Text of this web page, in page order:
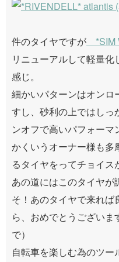
件のタイヤですが *SIM
リニューアルして軽量
感じ。
細かいパターンはオンロ
すし、砂利の上ではしっ
ンオフで高いパフォーマ
かくいうオーナー様も多
るタイヤをってチョイス
あの道にはこのタイヤが
そ！あのタイヤで来れば
ら、おめでとうござい
で）
自転車を楽しむ為のツ